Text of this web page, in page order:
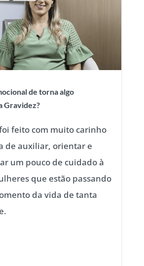
de torna algo
Gravidez?
feito com muito carinho
de auxiliar, orientar e
um pouco de cuidado à
que estão passando
da vida de tanta